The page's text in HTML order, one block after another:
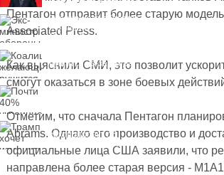
НАТО и предлагает
другие варианты
Экс-министр обороны
и бывший секретарь
СНБО Умеров получил
рушится из-за ухода
сторонников Украины
законопроект об
"адских санкциях"
против России
Пентагон отправит более старую
Associated Press.
Как выяснили СМИ, это позволит
смогут оказаться в зоне боевых
Отметим, что сначала Пентагон
Abrams. Однако его производство и
официальные лица США заявили, что
направлена более старая версия -